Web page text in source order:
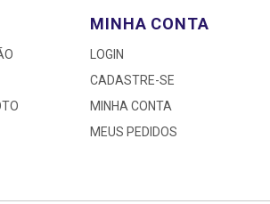
MINHA CONTA
LOGIN
CADASTRE-SE
MINHA CONTA
MEUS PEDIDOS